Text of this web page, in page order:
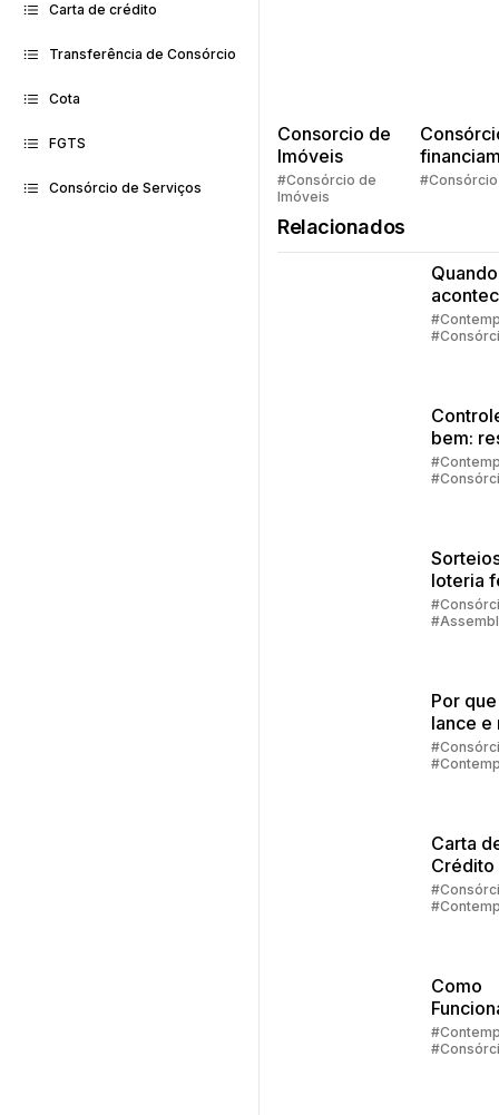
Carta de crédito
Transferência de Consórcio
Cota
FGTS
Consórcio de Serviços
Consorcio de
Imóveis
#Consórcio de
Imóveis
Quem
#Consórcio
Relacionados
Quando
no
bem:
de
loteria
quando
Por
lance e
no
Carta
Crédito
Como
de